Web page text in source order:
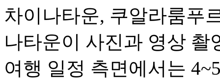
차이나타운, 쿠알라룸푸
나타운이 사진과 영상
여행 일정 측면에서는